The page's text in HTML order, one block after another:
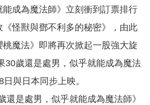
成為魔法師》立刻衝到訂票排行
怪獸與鄧不利多的秘密》，由此
魔法》即將再次掀起一股強大旋
30歲還是處男，似乎就能成為魔法
與日本同步上映。
還是處男，似乎就能成為魔法師》